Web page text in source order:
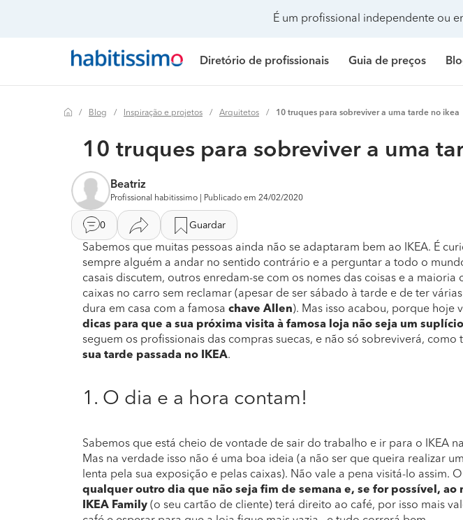
É um profissional independente ou
Diretório de profissionais
Painéis solares
Instalação elétrica
Isolamento térmico
Toldos
Instalação de gás
Remodelação casa de banho
Remodelação de casa
Remodelação de escritório
Remodelação de edifício Arquitetos
Guia de preços
Preço Painéis solares
Preço Isolamento térmico
Preço Toldos
Preço Climatização e ar condicionado
Preço Instalação de gás
Preço Remodelação casa de banho
Preço Remodelação de casa
Preço Remodelação de edifício
Preço Remodelação de piscina
Preço
Remodelação de casa
Remodelação de cozinha
Decoração de interiores
Jardinagem
Pintura
Realizar mudanças
Construção de casa
Decoração de interiores
Remodelação casa de banho
Remodelação de cozinha
Carpintaria e
Remodelação casa
Blog Inspiração e projetos Arquitetos 10 truques para sobreviver a uma tarde no ikea
10 truques para sobreviver a uma
Beatriz
Profissional habitissimo | Publicado em 24/02/2020
0 Guardar
Sabemos que muitas pessoas ainda não se adaptaram bem ao IKEA. É
sempre alguém a andar no sentido contrário e a perguntar a todo o
casais discutem, outros enredam-se com os nomes das coisas e a maioria
caixas no carro sem reclamar (apesar de ser sábado à tarde e de ter
dura em casa com a famosa chave Allen). Mas isso acabou, porque hoje
dicas para que a sua próxima visita à famosa loja não seja um suplício
seguem os profissionais das compras suecas, e não só sobreviverá, como
sua tarde passada no IKEA.
1. O dia e a hora contam!
Sabemos que está cheio de vontade de sair do trabalho e ir para o IKEA
Mas na verdade isso não é uma boa ideia (a não ser que queira realizar
lenta pela sua exposição e pelas caixas). Não vale a pena visitá-lo assim.
qualquer outro dia que não seja fim de semana e, se for possível, ao
IKEA Family (o seu cartão de cliente) terá direito ao café, por isso mais